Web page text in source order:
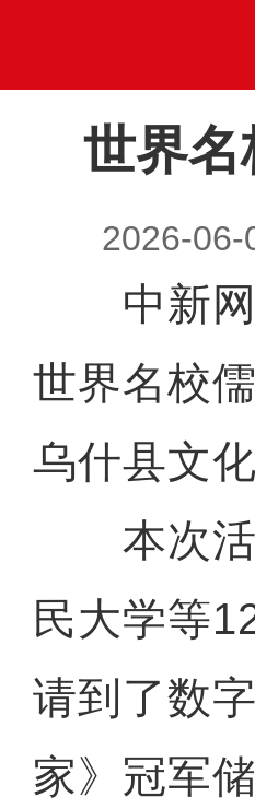
世界
2026-
中新网
世界名校
乌什县文
本次活
民大学等
请到了数
家》冠军